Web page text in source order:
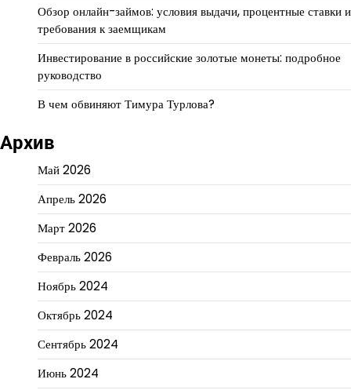
Обзор онлайн-займов: условия выдачи, процентные ставки и
требования к заемщикам
Инвестирование в российские золотые монеты: подробное
руководство
В чем обвиняют Тимура Турлова?
Архив
Май 2026
Апрель 2026
Март 2026
Февраль 2026
Ноябрь 2024
Октябрь 2024
Сентябрь 2024
Июнь 2024